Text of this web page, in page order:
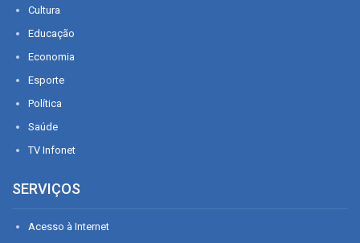
Cultura
Educação
Economia
Esporte
Política
Saúde
TV Infonet
SERVIÇOS
Acesso à Internet